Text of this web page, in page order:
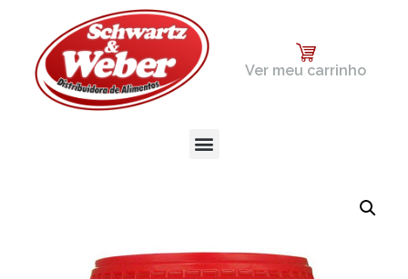
Ver meu carrinho